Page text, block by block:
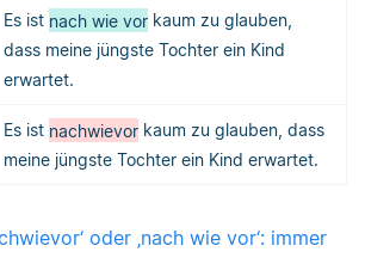
Es ist nach wie vor kaum zu glauben,
dass meine jüngste Tochter ein Kind
erwartet.
Es ist nachwievor kaum zu glauben, dass
meine jüngste Tochter ein Kind erwartet.
oder ‚nach wie vor‘: immer